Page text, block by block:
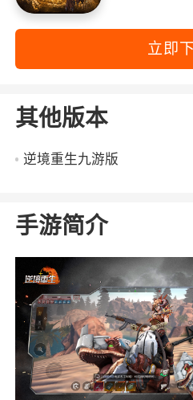
立即
其他版本
逆境重生九游版
手游简介